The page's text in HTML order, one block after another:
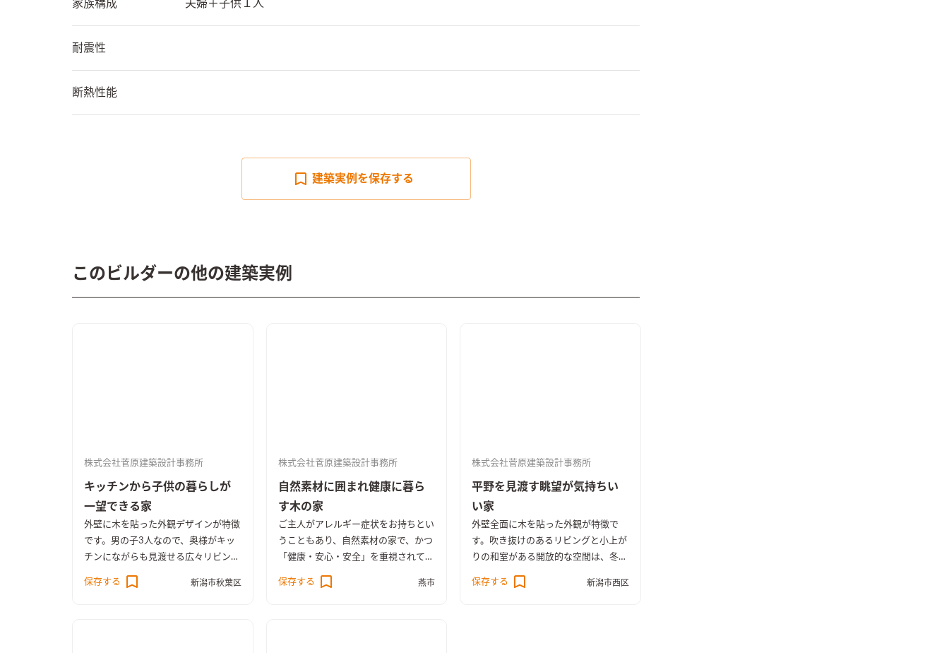
家族構成 夫婦＋子供１人
耐震性
断熱性能
建築実例を保存する
このビルダーの他の建築実例
株式会社菅原建築設計事務所
キッチンから子供の暮らしが
一望できる家
外壁に木を貼った外観デザインが特徴
です。男の子3人なので、奥様がキッ
チンにながらも見渡せる広々リビング
がコンセプトでです。上り棒や雲梯な
どいたるところに楽しい遊び場もあり
保存する 新潟市秋葉区
株式会社菅原建築設計事務所
自然素材に囲まれ健康に暮ら
す木の家
ご主人がアレルギー症状をお持ちとい
うこともあり、自然素材の家で、かつ
「健康・安心・安全」を重視されてい
ました。 そういう点でもエシカルハ
ウスの家づくりに共感いただきまし
保存する 燕市
株式会社菅原建築設計事務所
平野を見渡す眺望が気持ちい
い家
外壁全面に木を貼った外観が特徴で
す。吹き抜けのあるリビングと小上が
りの和室がある開放的な空間は、冬は
床下エアコンからの暖気が家全体に循
環する快適な家です。
保存する 新潟市西区